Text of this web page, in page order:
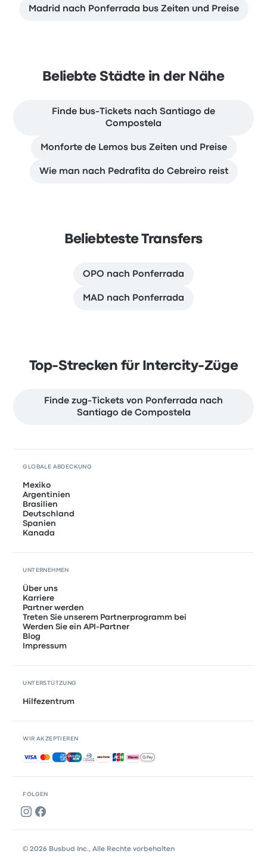
Madrid nach Ponferrada bus Zeiten und Preise
Beliebte Städte in der Nähe
Finde bus-Tickets nach Santiago de
Compostela
Monforte de Lemos bus Zeiten und Preise
Wie man nach Pedrafita do Cebreiro reist
Beliebteste Transfers
OPO nach Ponferrada
MAD nach Ponferrada
Top-Strecken für Intercity-Züge
Finde zug-Tickets von Ponferrada nach
Santiago de Compostela
FOLGEN
GLOBALE ABDECKUNG
Mexiko
Argentinien
Brasilien
Deutschland
Spanien
Kanada
UNTERNEHMEN
Über uns
Karriere
Partner werden
Treten Sie unserem Partnerprogramm bei
Werden Sie ein API-Partner
Blog
Impressum
UNTERSTÜTZUNG
Hilfezentrum
WIR AKZEPTIEREN
Akzeptierte Zahlungsmethoden
© 2026 Busbud Inc., Alle Rechte vorbehalten